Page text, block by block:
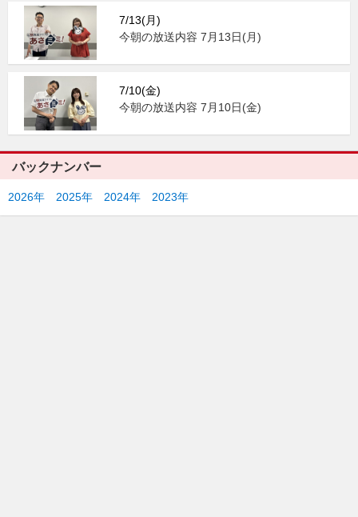
7/13(月)
今朝の放送内容 7月13日(月)
7/10(金)
今朝の放送内容 7月10日(金)
バックナンバー
2026年 2025年 2024年 2023年